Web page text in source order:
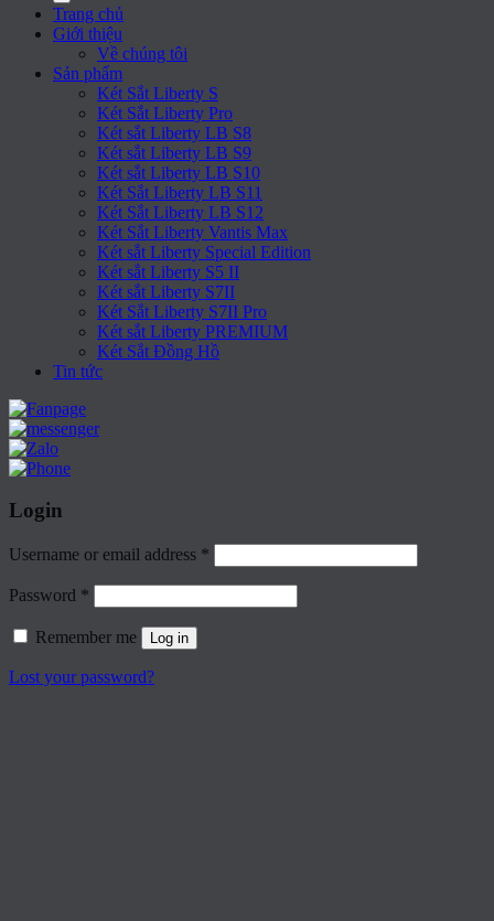
Trang chủ
Giới thiệu
Về chúng tôi
Sản phẩm
Két Sắt Liberty S
Két Sắt Liberty Pro
Két sắt Liberty LB S8
Két sắt Liberty LB S9
Két sắt Liberty LB S10
Két Sắt Liberty LB S11
Két Sắt Liberty LB S12
Két Sắt Liberty Vantis Max
Két sắt Liberty Special Edition
Két sắt Liberty S5 II
Két sắt Liberty S7II
Két Sắt Liberty S7II Pro
Két sắt Liberty PREMIUM
Két Sắt Đồng Hồ
Tin tức
Login
Username or email address *
Password *
Remember me Log in
Lost your password?